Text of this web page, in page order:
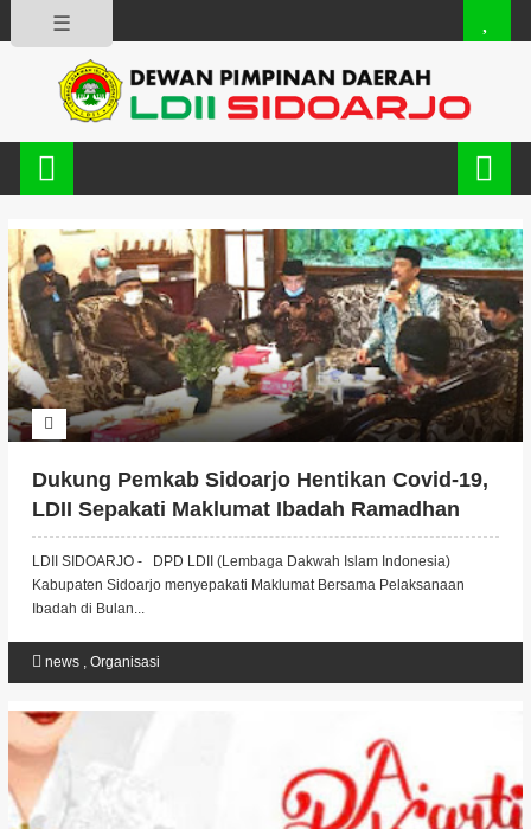
☰
Dukung Pemkab Sidoarjo Hentikan Covid-19,
LDII Sepakati Maklumat Ibadah Ramadhan
LDII SIDOARJO - DPD LDII (Lembaga Dakwah Islam Indonesia)
Kabupaten Sidoarjo menyepakati Maklumat Bersama Pelaksanaan
Ibadah di Bulan...
news , Organisasi